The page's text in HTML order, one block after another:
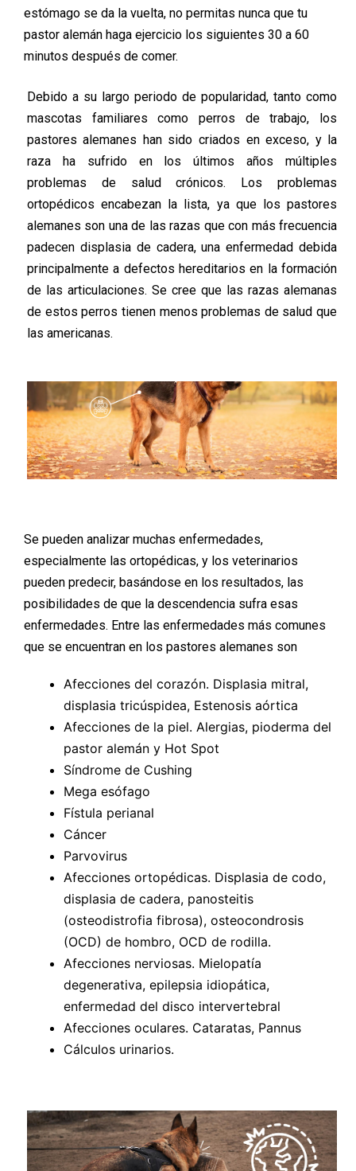
estómago se da la vuelta, no permitas nunca que tu
pastor alemán haga ejercicio los siguientes 30 a 60
minutos después de comer.
Debido a su largo periodo de popularidad, tanto como
mascotas familiares como perros de trabajo, los
pastores alemanes han sido criados en exceso, y la
raza ha sufrido en los últimos años múltiples
problemas de salud crónicos. Los problemas
ortopédicos encabezan la lista, ya que los pastores
alemanes son una de las razas que con más frecuencia
padecen displasia de cadera, una enfermedad debida
principalmente a defectos hereditarios en la formación
de las articulaciones. Se cree que las razas alemanas
de estos perros tienen menos problemas de salud que
las americanas.
Se pueden analizar muchas enfermedades,
especialmente las ortopédicas, y los veterinarios
pueden predecir, basándose en los resultados, las
posibilidades de que la descendencia sufra esas
enfermedades. Entre las enfermedades más comunes
que se encuentran en los pastores alemanes son
Afecciones del corazón. Displasia mitral,
displasia tricúspidea, Estenosis aórtica
Afecciones de la piel. Alergias, pioderma del
pastor alemán y Hot Spot
Síndrome de Cushing
Mega esófago
Fístula perianal
Cáncer
Parvovirus
Afecciones ortopédicas. Displasia de codo,
displasia de cadera, panosteitis
(osteodistrofia fibrosa), osteocondrosis
(OCD) de hombro, OCD de rodilla.
Afecciones nerviosas. Mielopatía
degenerativa, epilepsia idiopática,
enfermedad del disco intervertebral
Afecciones oculares. Cataratas, Pannus
Cálculos urinarios.